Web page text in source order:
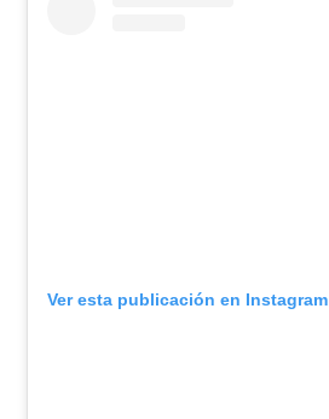
Ver esta publicación en Instagram